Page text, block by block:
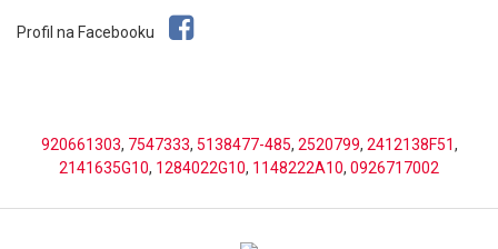
Profil na Facebooku
920661303, 7547333, 5138477-485, 2520799, 2412138F51,
2141635G10, 1284022G10, 1148222A10, 0926717002